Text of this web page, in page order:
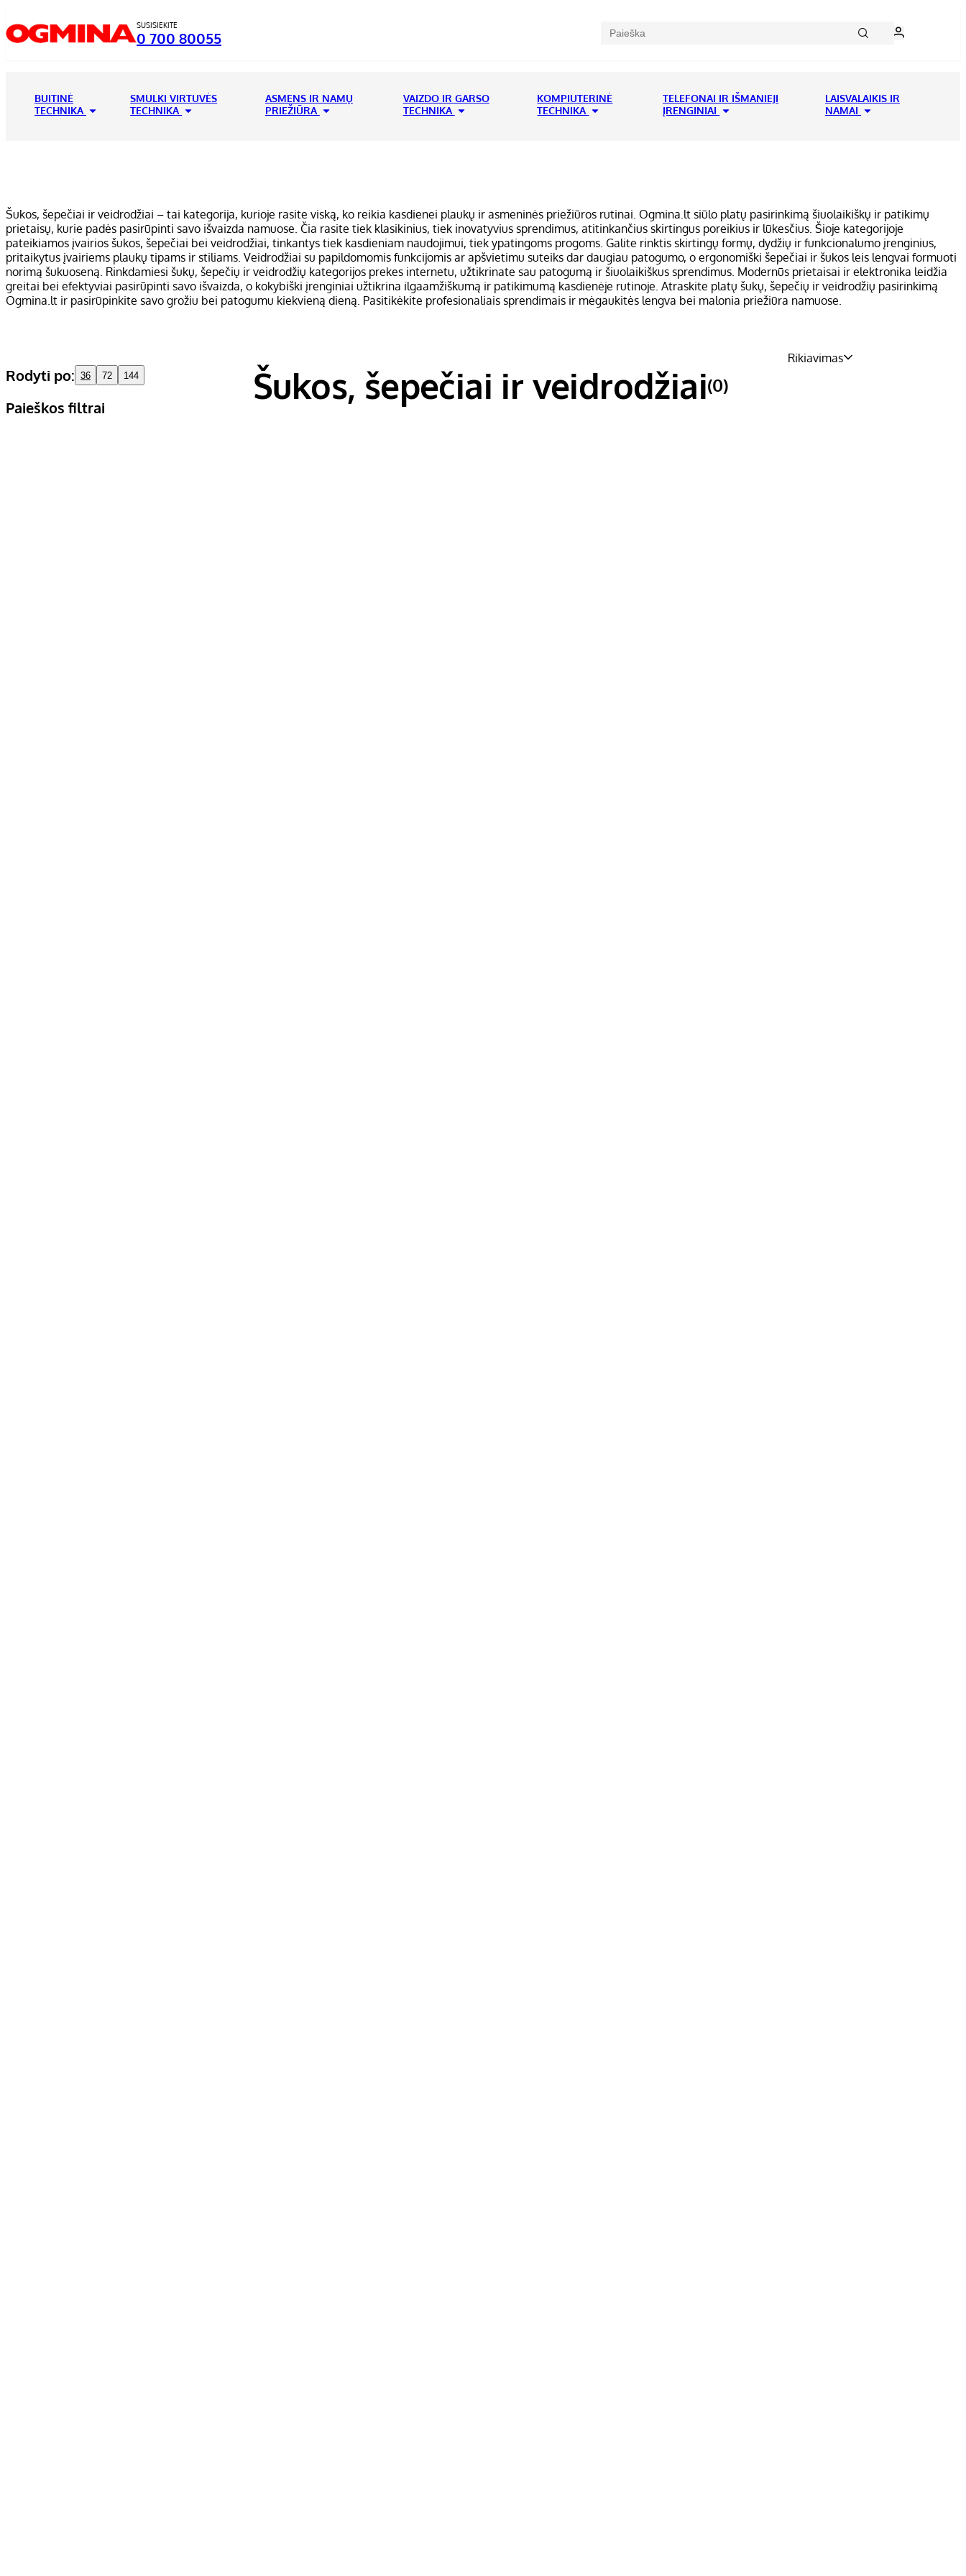
SUSISIEKITE
0 700 80055
BUITINĖ
TECHNIKA
SMULKI VIRTUVĖS
TECHNIKA
ASMENS IR NAMŲ
PRIEŽIŪRA
VAIZDO IR GARSO
TECHNIKA
KOMPIUTERINĖ
TECHNIKA
TELEFONAI IR IŠMANIEJI
ĮRENGINIAI
LAISVALAIKIS IR
NAMAI
Šukos, šepečiai ir veidrodžiai – tai kategorija, kurioje rasite viską, ko reikia kasdienei plaukų ir asmeninės priežiūros rutinai. Ogmina.lt siūlo platų pasirinkimą šiuolaikiškų ir patikimų
prietaisų, kurie padės pasirūpinti savo išvaizda namuose. Čia rasite tiek klasikinius, tiek inovatyvius sprendimus, atitinkančius skirtingus poreikius ir lūkesčius. Šioje kategorijoje
pateikiamos įvairios šukos, šepečiai bei veidrodžiai, tinkantys tiek kasdieniam naudojimui, tiek ypatingoms progoms. Galite rinktis skirtingų formų, dydžių ir funkcionalumo įrenginius,
pritaikytus įvairiems plaukų tipams ir stiliams. Veidrodžiai su papildomomis funkcijomis ar apšvietimu suteiks dar daugiau patogumo, o ergonomiški šepečiai ir šukos leis lengvai formuoti
norimą šukuoseną. Rinkdamiesi šukų, šepečių ir veidrodžių kategorijos prekes internetu, užtikrinate sau patogumą ir šiuolaikiškus sprendimus. Modernūs prietaisai ir elektronika leidžia
greitai bei efektyviai pasirūpinti savo išvaizda, o kokybiški įrenginiai užtikrina ilgaamžiškumą ir patikimumą kasdienėje rutinoje. Atraskite platų šukų, šepečių ir veidrodžių pasirinkimą
Ogmina.lt ir pasirūpinkite savo grožiu bei patogumu kiekvieną dieną. Pasitikėkite profesionaliais sprendimais ir mėgaukitės lengva bei malonia priežiūra namuose.
Rodyti po: 36 72 144
Paieškos filtrai
Šukos, šepečiai ir veidrodžiai(0)
Rikiavimas